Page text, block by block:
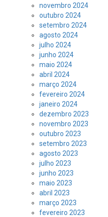
novembro 2024
outubro 2024
setembro 2024
agosto 2024
julho 2024
junho 2024
maio 2024
abril 2024
março 2024
fevereiro 2024
janeiro 2024
dezembro 2023
novembro 2023
outubro 2023
setembro 2023
agosto 2023
julho 2023
junho 2023
maio 2023
abril 2023
março 2023
fevereiro 2023